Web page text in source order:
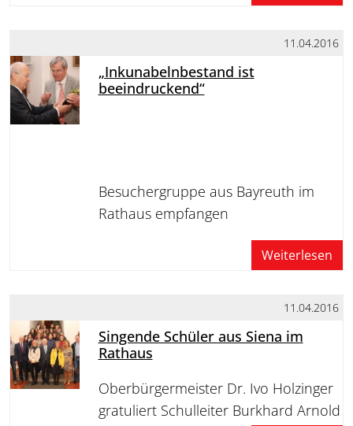
11.04.2016
„Inkunabelnbestand ist
beeindruckend“
Besuchergruppe aus Bayreuth im
Rathaus empfangen
Weiterlesen
11.04.2016
Singende Schüler aus Siena im
Rathaus
Oberbürgermeister Dr. Ivo Holzinger
gratuliert Schulleiter Burkhard Arnold